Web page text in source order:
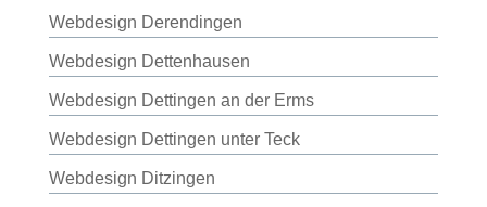
Webdesign Derendingen
Webdesign Dettenhausen
Webdesign Dettingen an der Erms
Webdesign Dettingen unter Teck
Webdesign Ditzingen